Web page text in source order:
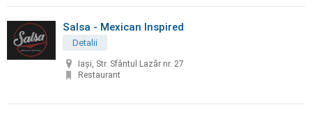
Salsa - Mexican Inspired
Detalii
Iași, Str. Sfântul Lazăr nr. 27
Restaurant